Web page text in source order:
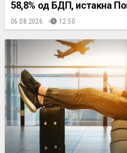
58,8% од БДП, истакна
06.08.2026. 12:50